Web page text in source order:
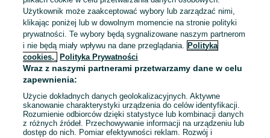
Kętrzyn
29 lipca 2026
Łycha wysokiego wysypu XL/
JCB, New Holland, Kramer
Turek
29 lipca 2026
Użytkownik może zaakceptować wybory lub zarządzać nimi,
klikając poniżej lub w dowolnym momencie na stronie polityki
prywatności. Te wybory będą sygnalizowane naszym partnerom
i nie będą miały wpływu na dane przeglądania. Polityka
cookies,
Polityka Prywatności
Wraz z naszymi partnerami przetwarzamy dane w celu
zapewnienia:
Użycie dokładnych danych geolokalizacyjnych. Aktywne
skanowanie charakterystyki urządzenia do celów identyfikacji.
Rozumienie odbiorców dzięki statystyce lub kombinacji danych
z różnych źródeł. Przechowywanie informacji na urządzeniu lub
dostęp do nich. Pomiar efektywności reklam. Rozwój i